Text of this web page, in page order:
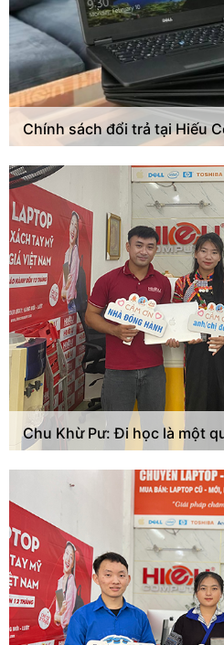
Chính sách đổi trả tại Hiếu
Chu Khừ Pư: Đi học là một